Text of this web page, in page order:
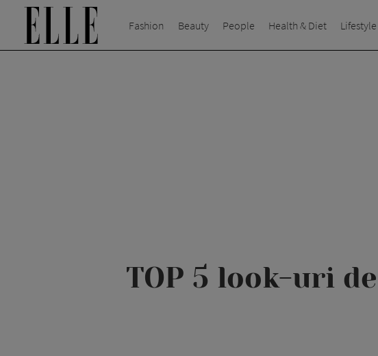
Fashion Beauty People Health & Diet Lifestyle
TOP 5 look-uri